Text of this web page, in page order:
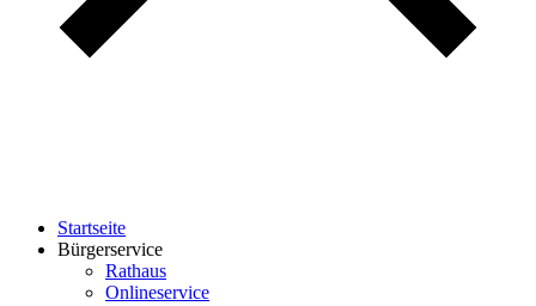
Startseite
Bürgerservice
Rathaus
Onlineservice